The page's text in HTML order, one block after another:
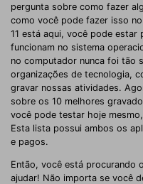
pergunta sobre como fazer
como você pode fazer isso
11 está aqui, você pode estar
funcionam no sistema
no computador nunca foi tão
organizações de tecnologia,
gravar nossas atividades.
sobre os 10 melhores
você pode testar hoje
Esta lista possui ambos os
e pagos.
Então, você está procurando
ajudar! Não importa se você